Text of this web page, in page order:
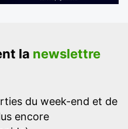
la newslettre
du week-end et de
encore